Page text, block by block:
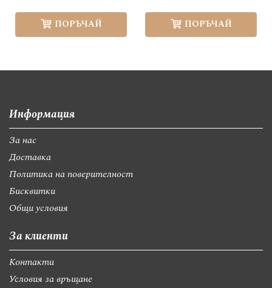
ПОРЪЧАЙ ПОРЪЧАЙ
Информация
За нас
Доставка
Политика на поверителност
Бисквитки
Общи условия
За клиенти
Контакти
Условия за връщане